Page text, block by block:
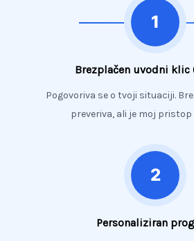
Brezplačen uvodni klic
Pogovoriva se o tvoji situaciji.
preveriva, ali je moj pristop
Personaliziran